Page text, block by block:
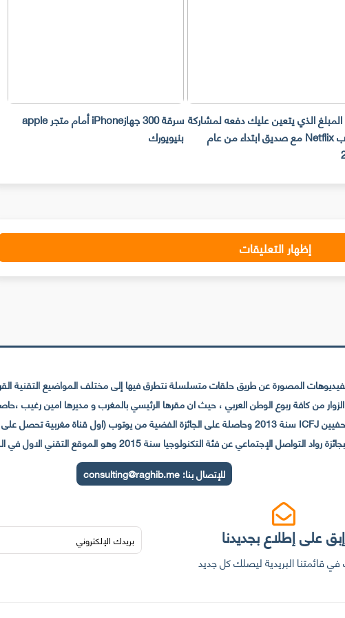
الذي يتعين عليك دفعه لمشاركة
حساب Netflix مع صديق ابتداء من عام
سرقة 300 جهازiPhone أمام متجر apple
بنيويورك
إظهار التعليقات
المصورة عن طريق حلقات متسلسلة نتطرق فيها إلى مختلف المواضيع التقنية
التواصل الإجتماعي عن فئة التكنولوجيا سنة 2015 وهو الموقع التقني الاول في المغرب والعالم العربي
للإتصال بنا:consulting@raghib.me
إبق على إطلاع بجديدنا
قائمتنا البريدية ليصلك كل جديد